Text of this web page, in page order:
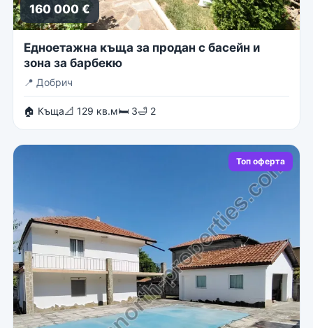
160 000 €
Едноетажна къща за продан с басейн и
зона за барбекю
📍 Добрич
🏠 Къща📐 129 кв.м🛏 3🛁 2
Топ оферта